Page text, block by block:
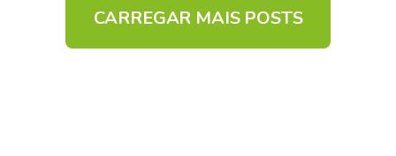
CARREGAR MAIS POSTS